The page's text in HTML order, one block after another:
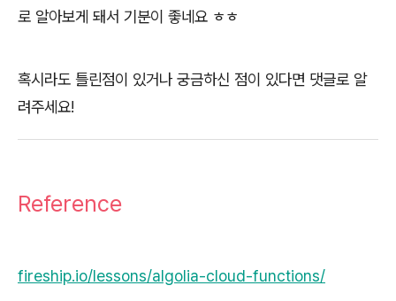
로 알아보게 돼서 기분이 좋네요 ㅎㅎ
혹시라도 틀린점이 있거나 궁금하신 점이 있다면 댓글로 알
려주세요!
Reference
fireship.io/lessons/algolia-cloud-functions/